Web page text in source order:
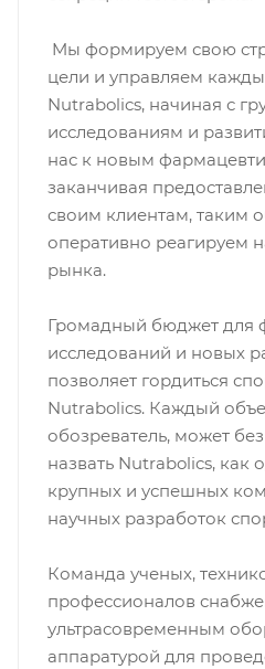
Mы формируем свою
цели и управляем
Nutrabolics, начиная с
исследованиям и
нас к новым
заканчивая
своим клиентам, таким
оперативно реагируем
рынка.
Громадный бюджет для
исследований и новых
позволяет гордиться
Nutrabolics. Каждый
обозреватель, может
назвать Nutrabolics, как
крупных и успешных
научных разработок
Команда ученых,
профессионалов
ультрасовременным
аппаратурой для